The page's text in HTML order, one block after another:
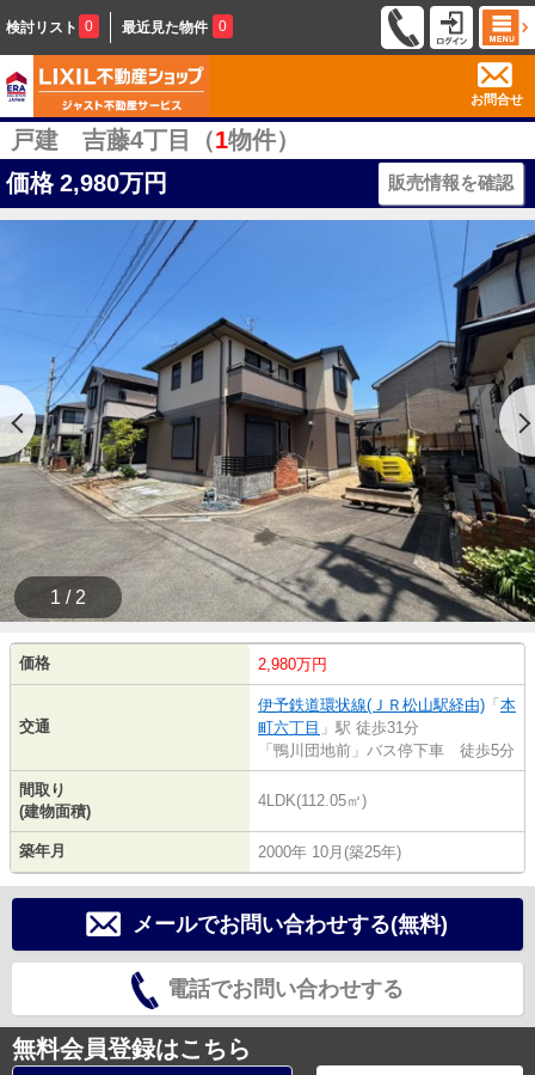
検討リスト 0 最近見た物件 0
お問合せ
戸建 吉藤4丁目（1物件）
価格 2,980万円 販売情報を確認
1 / 2
価格 2,980万円
交通
伊予鉄道環状線(ＪＲ松山駅経由) 「 本
町六丁目 」駅 徒歩31分
「鴨川団地前」バス停下車 徒歩5分
間取り
(建物面積)
4LDK(112.05㎡)
築年月 2000年 10月(築25年)
メールでお問い合わせする(無料)
電話でお問い合わせする
無料会員登録はこちら